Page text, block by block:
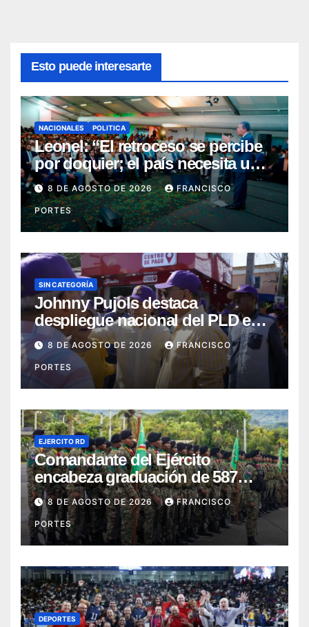
Esto puede interesarte
NACIONALES POLITICA
Leonel: “El retroceso se percibe
por doquier; el país necesita un
nuevo rumbo”
8 DE AGOSTO DE 2026 FRANCISCO
PORTES
SIN CATEGORÍA
Johnny Pujols destaca
despliegue nacional del PLD en
segunda jornada de Esfuerzo
Concentrado
8 DE AGOSTO DE 2026 FRANCISCO
PORTES
EJERCITO RD
Comandante del Ejército
encabeza graduación de 587
nuevos conscriptos en el
Campamento Militar “16 de
Agosto”
8 DE AGOSTO DE 2026 FRANCISCO
PORTES
DEPORTES